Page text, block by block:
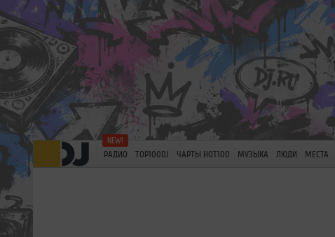
РАДИО TOP100DJ ЧАРТЫ HOT100 МУЗЫКА ЛЮДИ МЕСТА